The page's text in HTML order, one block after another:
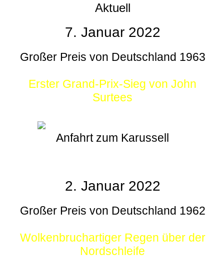
Aktuell
7. Januar 2022
Großer Preis von Deutschland 1963
Erster Grand-Prix-Sieg von John
Surtees
Anfahrt zum Karussell
2. Januar 2022
Großer Preis von Deutschland 1962
Wolkenbruchartiger Regen über der
Nordschleife